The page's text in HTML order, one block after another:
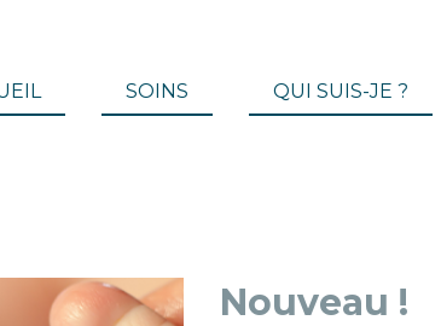
SOINS QUI SUIS-JE ?
Nouveau !